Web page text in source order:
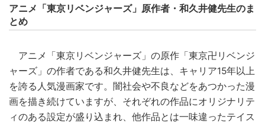
アニメ「東京リベンジャーズ」原作者・和久井健先生のま
とめ
アニメ「東京リベンジャーズ」の原作「東京卍リベンジ
ャーズ」の作者である和久井健先生は、キャリア15年以上
を誇る人気漫画家です。闇社会や不良などをあつかった漫
画を描き続けていますが、それぞれの作品にオリジナリテ
ィのある設定が盛り込まれ、他作品とは一味違ったテイス